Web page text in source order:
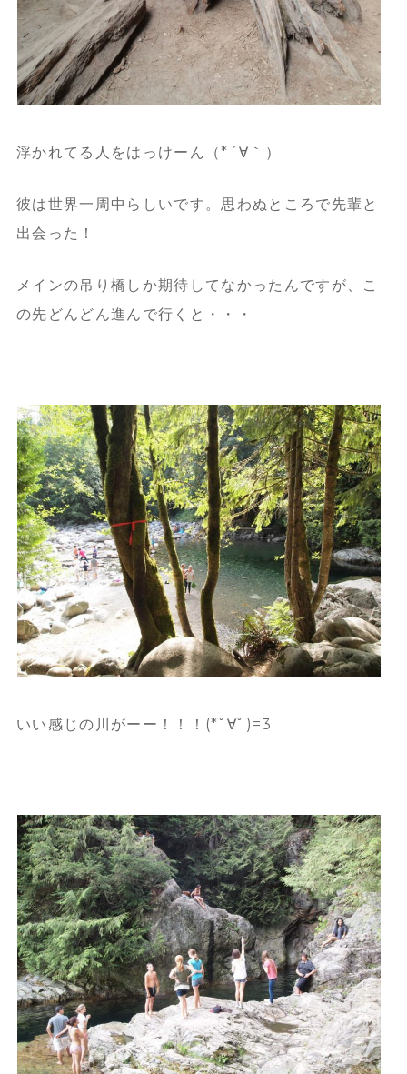
浮かれてる人をはっけーん（*´∀｀）
彼は世界一周中らしいです。思わぬところで先輩と
出会った！
メインの吊り橋しか期待してなかったんですが、 こ
の先どんどん進んで行くと・・・
いい感じの川がーー！！！(*ﾟ∀ﾟ)=3